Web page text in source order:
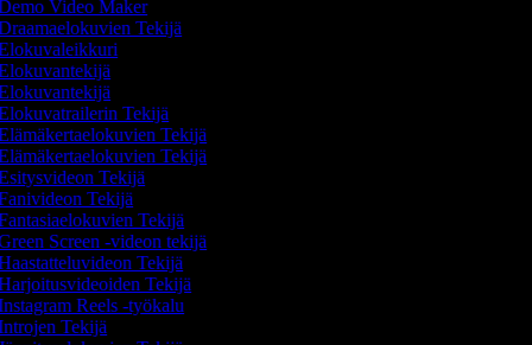
Video Maker
Tekijä
Tekijä
Tekijä
Tekijä
Tekijä
Tekijä
Tekijä
Screen -videon tekijä
Tekijä
Tekijä
Reels -työkalu
Tekijä